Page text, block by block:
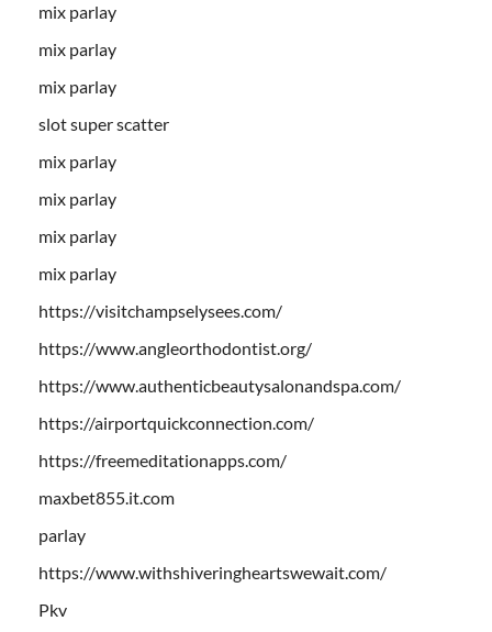
mix parlay
mix parlay
mix parlay
slot super scatter
mix parlay
mix parlay
mix parlay
mix parlay
https://visitchampselysees.com/
https://www.angleorthodontist.org/
https://www.authenticbeautysalonandspa.com/
https://airportquickconnection.com/
https://freemeditationapps.com/
maxbet855.it.com
parlay
https://www.withshiveringheartswewait.com/
Pkv